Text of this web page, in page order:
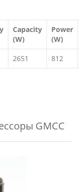
Capacity
(W)
Power
(W)
2651 812
GMCC